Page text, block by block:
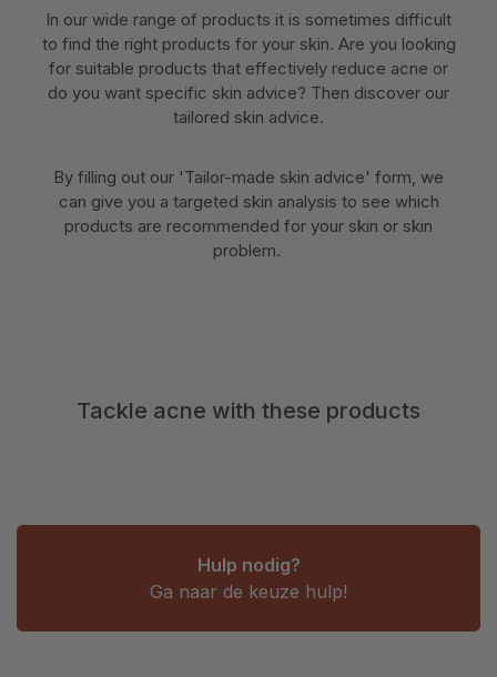
In our wide range of products it is sometimes difficult
to find the right products for your skin. Are you looking
for suitable products that effectively reduce acne or
do you want specific skin advice? Then discover our
tailored skin advice.
By filling out our 'Tailor-made skin advice' form, we
can give you a targeted skin analysis to see which
products are recommended for your skin or skin
problem.
Tackle acne with these products
Hulp nodig?
Ga naar de keuze hulp!